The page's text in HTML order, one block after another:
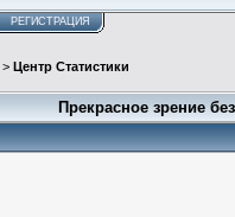
РЕГИСТРАЦИЯ
> Центр Статистики
Прекрасное зрение